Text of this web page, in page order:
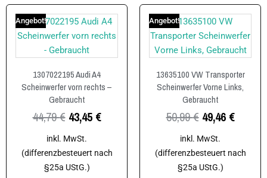
Angebot!
1307022195 Audi A4
Scheinwerfer vorn rechts –
Gebraucht
44,79€ 43,45 €
inkl. MwSt.
(differenzbesteuert nach
§25a UStG.)
Angebot!
13635100 VW Transporter
Scheinwerfer Vorne Links,
Gebraucht
50,99€ 49,46 €
inkl. MwSt.
(differenzbesteuert nach
§25a UStG.)